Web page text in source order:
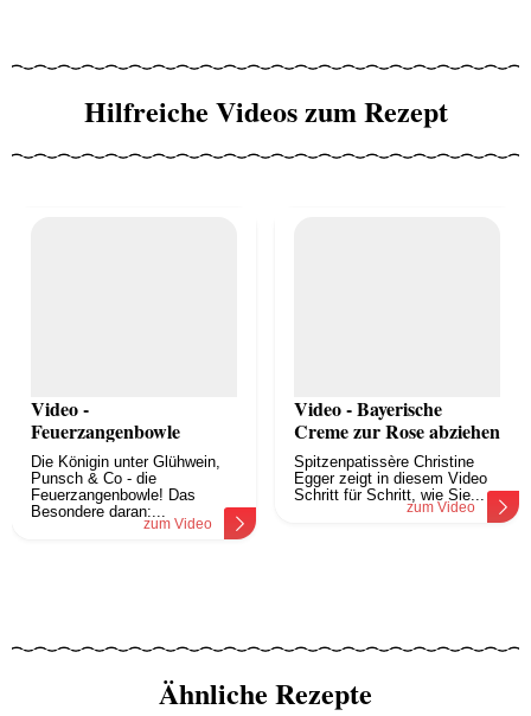
Hilfreiche Videos zum Rezept
Video -
Feuerzangenbowle
Die Königin unter Glühwein,
Punsch & Co - die
Feuerzangenbowle! Das
Besondere daran:...
zum Video
Video - Bayerische
Creme zur Rose abziehen
Spitzenpatissère Christine
Egger zeigt in diesem Video
Schritt für Schritt, wie Sie...
zum Video
Ähnliche Rezepte